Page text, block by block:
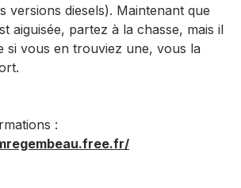
versions diesels). Maintenant que
aiguisée, partez à la chasse, mais il
si vous en trouviez une, vous la
: